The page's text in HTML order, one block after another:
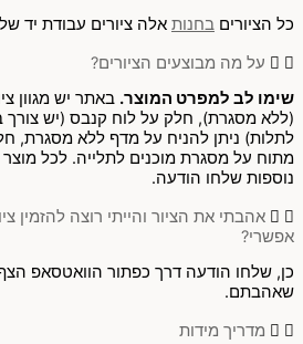
כל הציורים בחנות אלה ציורים עבודת יד
על מה מבוצעים הציורים?
שימו לב למפרט המוצר. באתר יש מגוון
(ללא מסגרת), חלק על לוח קנבס (יש צורך
לתלות) ניתן להניח על מדף ללא מסגרת,
מתוח על מסגרת מוכנים לתלייה. לכל
נוספות שלחו הודעה.
אהבתי את הציור והייתי רוצה להזמין
אפשרי?
כן, שלחו הודעה דרך כפתור הוואטסאפ
שאהבתם.
מדריך מידות